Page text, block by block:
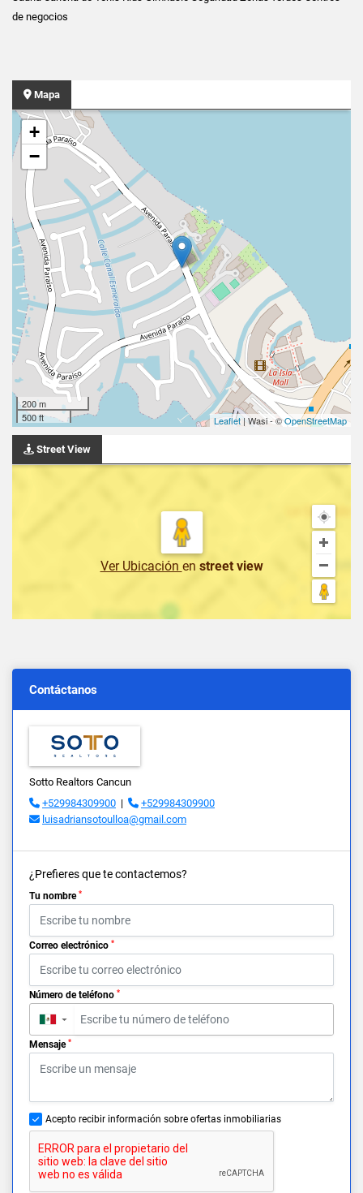
de negocios
Mapa
+
−
200 m
500 ft
Leaflet | Wasi - ©OpenStreetMap
Street View
Ver Ubicación en street view
Contáctanos
Sotto Realtors Cancun
+529984309900 |
+529984309900
luisadriansotoulloa@gmail.com
¿Prefieres que te contactemos?
Tu nombre *
Correo electrónico *
Número de teléfono *
▼
Mensaje *
Acepto recibir información sobre ofertas inmobiliarias